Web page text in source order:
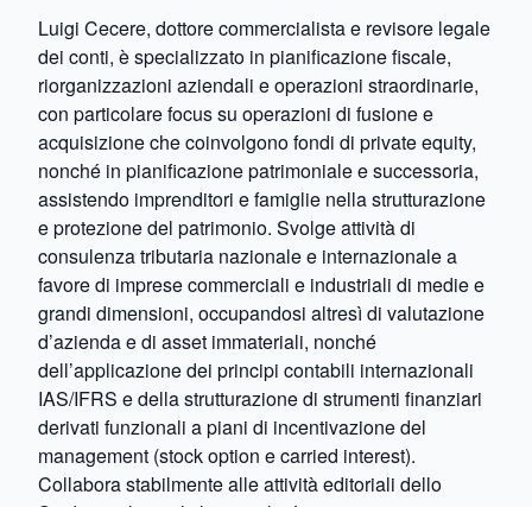
Luigi Cecere, dottore commercialista e revisore legale
dei conti, è specializzato in pianificazione fiscale,
riorganizzazioni aziendali e operazioni straordinarie,
con particolare focus su operazioni di fusione e
acquisizione che coinvolgono fondi di private equity,
nonché in pianificazione patrimoniale e successoria,
assistendo imprenditori e famiglie nella strutturazione
e protezione del patrimonio. Svolge attività di
consulenza tributaria nazionale e internazionale a
favore di imprese commerciali e industriali di medie e
grandi dimensioni, occupandosi altresì di valutazione
d’azienda e di asset immateriali, nonché
dell’applicazione dei principi contabili internazionali
IAS/IFRS e della strutturazione di strumenti finanziari
derivati funzionali a piani di incentivazione del
management (stock option e carried interest).
Collabora stabilmente alle attività editoriali dello